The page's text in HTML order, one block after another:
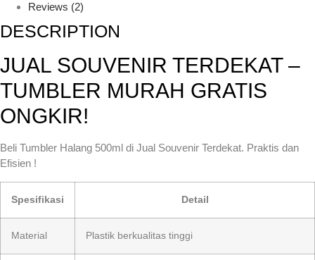
Reviews (2)
DESCRIPTION
JUAL SOUVENIR TERDEKAT –
TUMBLER MURAH GRATIS
ONGKIR!
Beli Tumbler Halang 500ml di Jual Souvenir Terdekat. Praktis dan
Efisien !
Spesifikasi Detail
Material Plastik berkualitas tinggi